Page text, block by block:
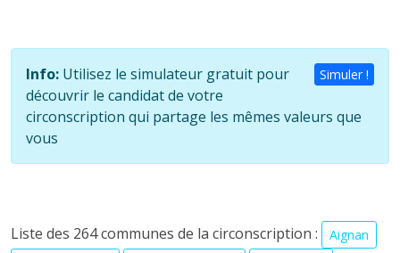
Simuler !
Info: Utilisez le simulateur gratuit pour
découvrir le candidat de votre
circonscription qui partage les mêmes valeurs que
vous
Liste des 264 communes de la circonscription :
Aignan